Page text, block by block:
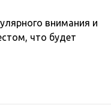
внимания и
что будет